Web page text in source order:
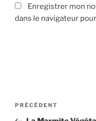
Enregistrer mon
dans le navigateur
Navigation
Article
précédent
PRÉCÉDENT